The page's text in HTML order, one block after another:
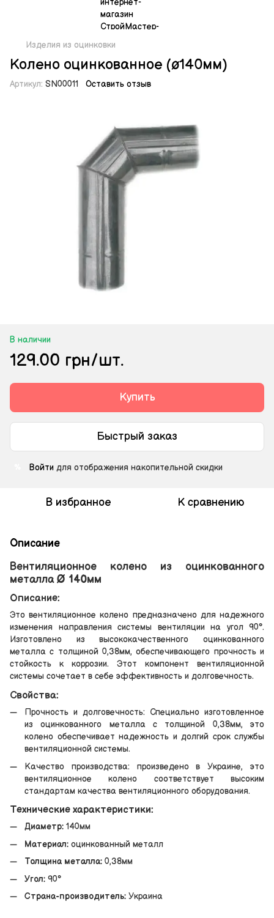
Изделия из оцинковки
Колено оцинкованное (ø140мм)
Артикул: SN00011 Оставить отзыв
В наличии
129.00 грн/шт.
Купить
Быстрый заказ
Войти для отображения накопительной скидки
В избранное К сравнению
Описание
Вентиляционное колено из оцинкованного
металла Ø 140мм
Описание:
Это вентиляционное колено предназначено для надежного
изменения направления системы вентиляции на угол 90°.
Изготовлено из высококачественного оцинкованного
металла с толщиной 0,38мм, обеспечивающего прочность и
стойкость к коррозии. Этот компонент вентиляционной
системы сочетает в себе эффективность и долговечность.
Свойства:
Прочность и долговечность: Специально изготовленное
из оцинкованного металла с толщиной 0,38мм, это
колено обеспечивает надежность и долгий срок службы
вентиляционной системы.
Качество производства: произведено в Украине, это
вентиляционное колено соответствует высоким
стандартам качества вентиляционного оборудования.
Технические характеристики:
Диаметр: 140мм
Материал: оцинкованный металл
Толщина металла: 0,38мм
Угол: 90°
Страна-производитель: Украина